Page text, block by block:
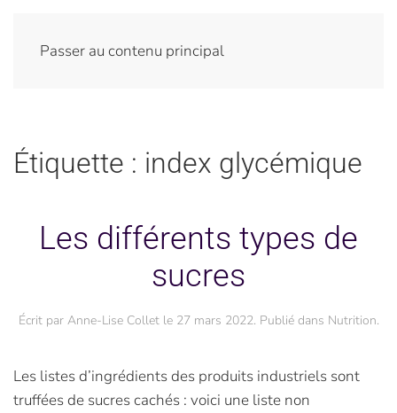
Passer au contenu principal
Étiquette : index glycémique
Les différents types de
sucres
Écrit par Anne-Lise Colletle 27 mars 2022. Publié dans Nutrition.
Les listes d’ingrédients des produits industriels sont
truffées de sucres cachés : voici une liste non